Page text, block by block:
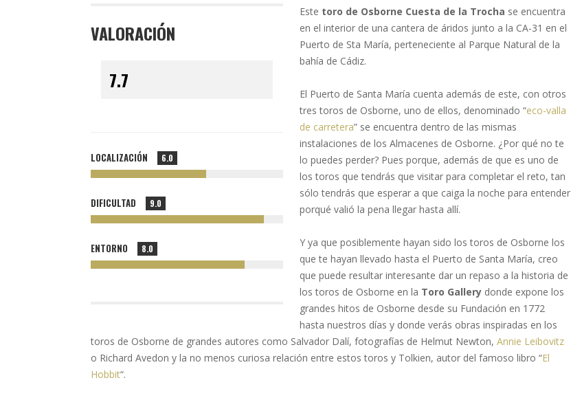
VALORACIÓN
LOCALIZACIÓN 6.0
DIFICULTAD 9.0
ENTORNO 8.0
Este toro de Osborne Cuesta de la Trocha se encuentra
en el interior de una cantera de áridos junto a la CA-31 en el
Puerto de Sta María, perteneciente al Parque Natural de la
bahía de Cádiz.
El Puerto de Santa María cuenta además de este, con otros
tres toros de Osborne, uno de ellos, denominado “eco-valla
de carretera” se encuentra dentro de las mismas
instalaciones de los Almacenes de Osborne. ¿Por qué no te
lo puedes perder? Pues porque, además de que es uno de
los toros que tendrás que visitar para completar el reto, tan
sólo tendrás que esperar a que caiga la noche para entender
porqué valió la pena llegar hasta allí.
Y ya que posiblemente hayan sido los toros de Osborne los
que te hayan llevado hasta el Puerto de Santa María, creo
que puede resultar interesante dar un repaso a la historia de
los toros de Osborne en la Toro Gallery donde expone los
grandes hitos de Osborne desde su Fundación en 1772
hasta nuestros días y donde verás obras inspiradas en los
toros de Osborne de grandes autores como Salvador Dalí, fotografías de Helmut Newton, Annie Leibovitz
o Richard Avedon y la no menos curiosa relación entre estos toros y Tolkien, autor del famoso libro “El
Hobbit“.